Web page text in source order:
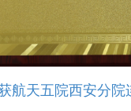
航天五院西安分